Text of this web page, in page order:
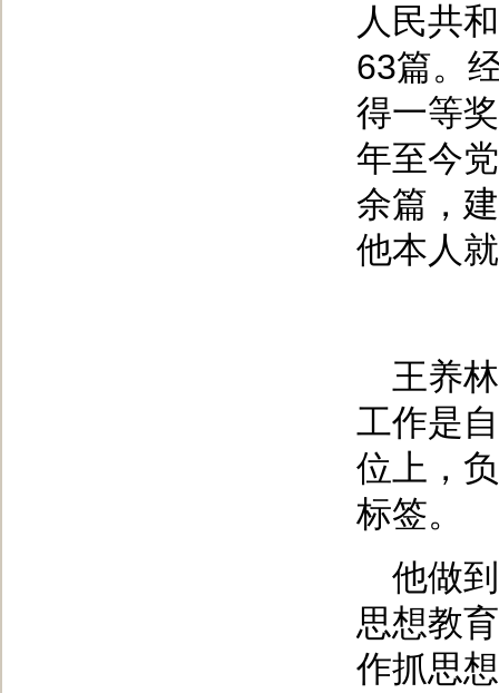
人民共
63篇。
得一等
年至今
余篇，
他本人
王养
工作是
位上，
标签。
他做
思想教
作抓思